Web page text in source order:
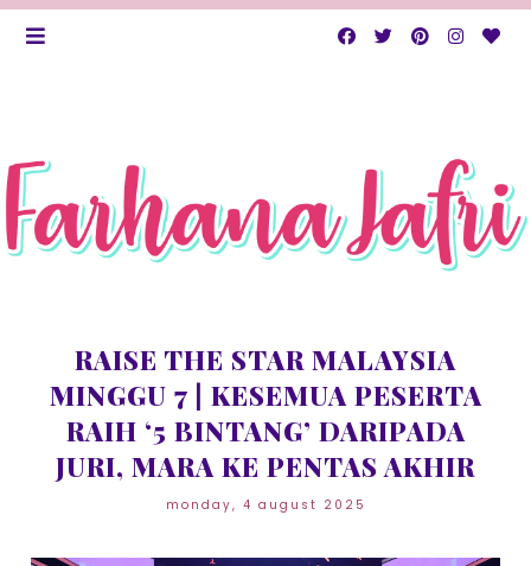
RAISE THE STAR MALAYSIA
MINGGU 7 | KESEMUA PESERTA
RAIH ‘5 BINTANG’ DARIPADA
JURI, MARA KE PENTAS AKHIR
monday, 4 august 2025